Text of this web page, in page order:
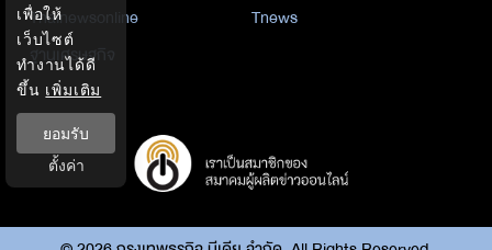
Thainewsonline
Tnews
ฐานเศรษฐกิจ
เพื่อให้
เว็บไซต์
ทำงานได้ดี
ขึ้น เพิ่มเติม
ยอมรับ
ตั้งค่า